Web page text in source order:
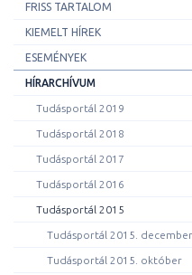
FRISS TARTALOM
KIEMELT HÍREK
ESEMÉNYEK
HÍRARCHÍVUM
Tudásportál 2019
Tudásportál 2018
Tudásportál 2017
Tudásportál 2016
Tudásportál 2015
Tudásportál 2015. december
Tudásportál 2015. október